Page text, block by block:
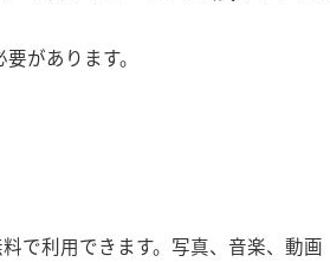
があります。
で利用できます。写真、音楽、動画